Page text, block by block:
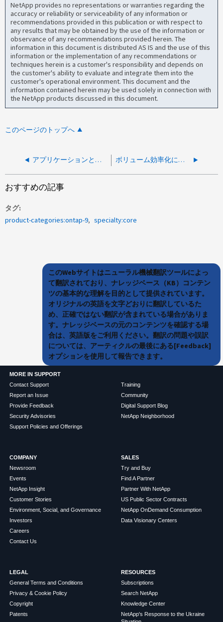
NetApp provides no representations or warranties regarding the
accuracy or reliability or serviceability of any information or
recommendations provided in this publication or with respect to
any results that may be obtained by the use of the information or
observance of any recommendations provided herein. The
information in this document is distributed AS IS and the use of this
information or the implementation of any recommendations or
techniques herein is a customer's responsibility and depends on
the customer's ability to evaluate and integrate them into the
customer's operational environment. This document and the
information contained herein may be used solely in connection with
the NetApp products discussed in this document.
このページのトップへ
アプリケーションとの関連付けが原因で「ボリュームの削除」が失敗します ボリューム効率化に失敗する sis.op.aborted：エラー ディスク スペースが不足しています
おすすめの記事
タグ
product-categories:ontap-9
specialty:core
このWebサイトはニューラル機械翻訳ツールによっ
て翻訳されており、ナレッジベース（KB）コンテン
ツの基本的な理解を目的として提供されています。
オリジナルの英語を文字どおりに翻訳しているた
め、正確ではない翻訳が含まれている場合がありま
す。ナレッジベースの元のコンテンツを確認する場
合は、英語版をご利用ください。翻訳の問題や誤訳
については、アーティクルの最後にある[Feedback]
オプションを使用して報告できます。
MORE IN SUPPORT
Contact Support
Report an Issue
Provide Feedback
Security Advisories
Support Policies and Offerings
Training
Community
Digital Support Blog
NetApp Neighborhood
COMPANY
Newsroom
Events
NetApp Insight
Customer Stories
Environment, Social, and Governance
Investors
Careers
Contact Us
SALES
Try and Buy
Find A Partner
Partner With NetApp
US Public Sector Contracts
NetApp OnDemand Consumption
Data Visionary Centers
LEGAL
General Terms and Conditions
Privacy & Cookie Policy
Copyright
Patents
RESOURCES
Subscriptions
Search NetApp
Knowledge Center
NetApp's Response to the Ukraine